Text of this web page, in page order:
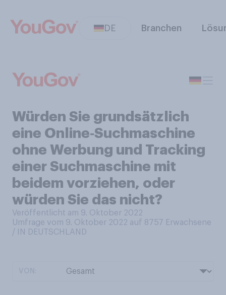
DE Branchen
Würden Sie grundsätzlich
eine Online‑Suchmaschine
ohne Werbung und Tracking
einer Suchmaschine mit
beidem vorziehen, oder
würden Sie das nicht?
Veröffentlicht am 9. Oktober 2022
Umfrage vom 9. Oktober 2022 auf 8757 Erwachsene
/ IN DEUTSCHLAND